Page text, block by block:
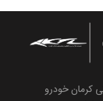
کرمان خودرو